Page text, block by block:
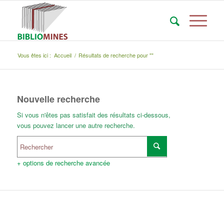
Vous êtes ici : Accueil / Résultats de recherche pour ""
Nouvelle recherche
Si vous n'êtes pas satisfait des résultats ci-dessous,
vous pouvez lancer une autre recherche.
+ options de recherche avancée